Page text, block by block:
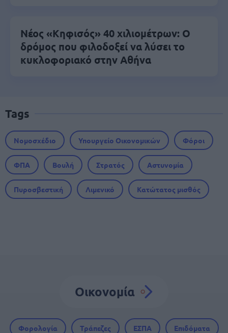
Νέος «Κηφισός» 40 χιλιομέτρων: Ο
δρόμος που φιλοδοξεί να λύσει το
κυκλοφοριακό στην Αθήνα
Tags
Νομοσχέδιο Υπουργείο Οικονομικών Φόροι
ΦΠΑ Βουλή Στρατός Αστυνομία
Πυροσβεστική Λιμενικό Κατώτατος μισθός
Οικονομία
Φορολογία Τράπεζες ΕΣΠΑ Επιδόματα